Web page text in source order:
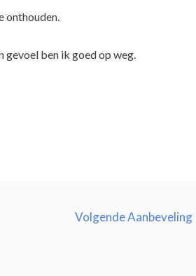
onthouden.
gevoel ben ik goed op weg.
Volgende Aanbeveling